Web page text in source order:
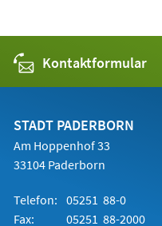
Kontaktformular
STADT PADERBORN
Am Hoppenhof 33
33104 Paderborn
Telefon: 05251 88-0
Fax:
05251 88-2000